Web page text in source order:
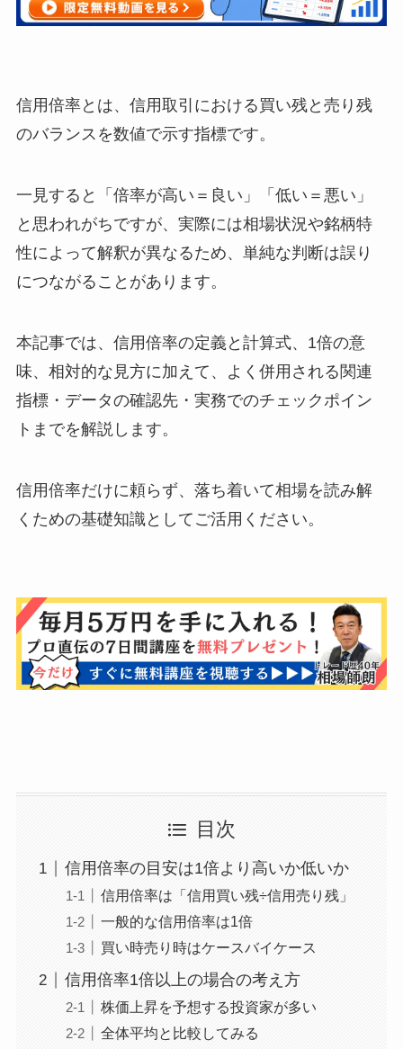
信用倍率とは、信用取引における買い残と売り残
のバランスを数値で示す指標です。
一見すると「倍率が高い＝良い」「低い＝悪い」
と思われがちですが、実際には相場状況や銘柄特
性によって解釈が異なるため、単純な判断は誤り
につながることがあります。
本記事では、信用倍率の定義と計算式、1倍の意
味、相対的な見方に加えて、よく併用される関連
指標・データの確認先・実務でのチェックポイン
トまでを解説します。
信用倍率だけに頼らず、落ち着いて相場を読み解
くための基礎知識としてご活用ください。
目次
信用倍率の目安は1倍より高いか低いか
信用倍率は「信用買い残÷信用売り残」
一般的な信用倍率は1倍
買い時売り時はケースバイケース
信用倍率1倍以上の場合の考え方
株価上昇を予想する投資家が多い
全体平均と比較してみる